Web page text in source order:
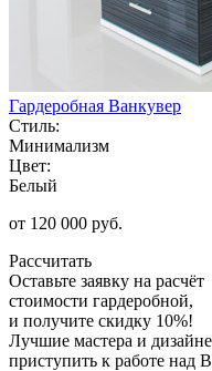
Гардеробная Ванкувер
Стиль:
Минимализм
Цвет:
Белый
от 120 000 руб.
Рассчитать
Оставьте заявку на расчёт
стоимости гардеробной,
и получите скидку 10%!
Лучшие мастера и
приступить к работе над